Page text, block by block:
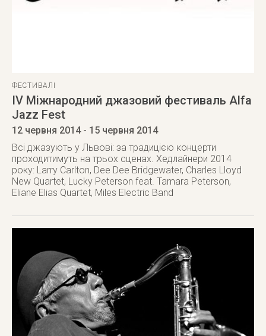
ФЕСТИВАЛІ
IV Міжнародний джазовий фестиваль Alfa
Jazz Fest
12 червня 2014- 15 червня 2014
Всі джазують у Львові: за традицією концерти
проходитимуть на трьох сценах. Хедлайнери 2014
року: Larry Carlton, Dee Dee Bridgewater, Charles Lloyd
New Quartet, Lucky Peterson feat. Tamara Peterson,
Eliane Elias Quartet, Miles Electric Band